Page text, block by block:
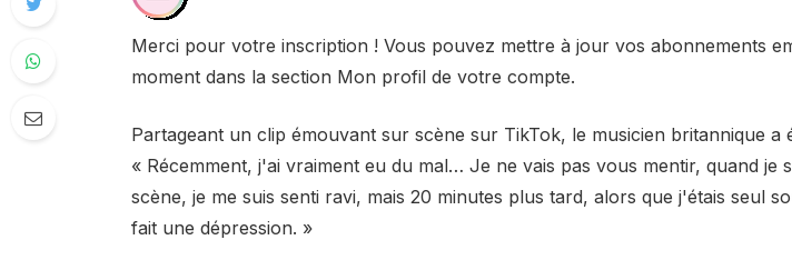
Merci pour votre inscription ! Vous pouvez mettre à jour vos abonnements
moment dans la section Mon profil de votre compte.
Partageant un clip émouvant sur scène sur TikTok, le musicien britannique a
« Récemment, j'ai vraiment eu du mal… Je ne vais pas vous mentir, quand je
scène, je me suis senti ravi, mais 20 minutes plus tard, alors que j'étais seul
fait une dépression. »